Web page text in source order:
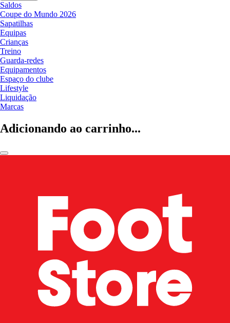
Saldos
Coupe do Mundo 2026
Sapatilhas
Equipas
Crianças
Treino
Guarda-redes
Equipamentos
Espaço do clube
Lifestyle
Liquidação
Marcas
Adicionando ao carrinho...